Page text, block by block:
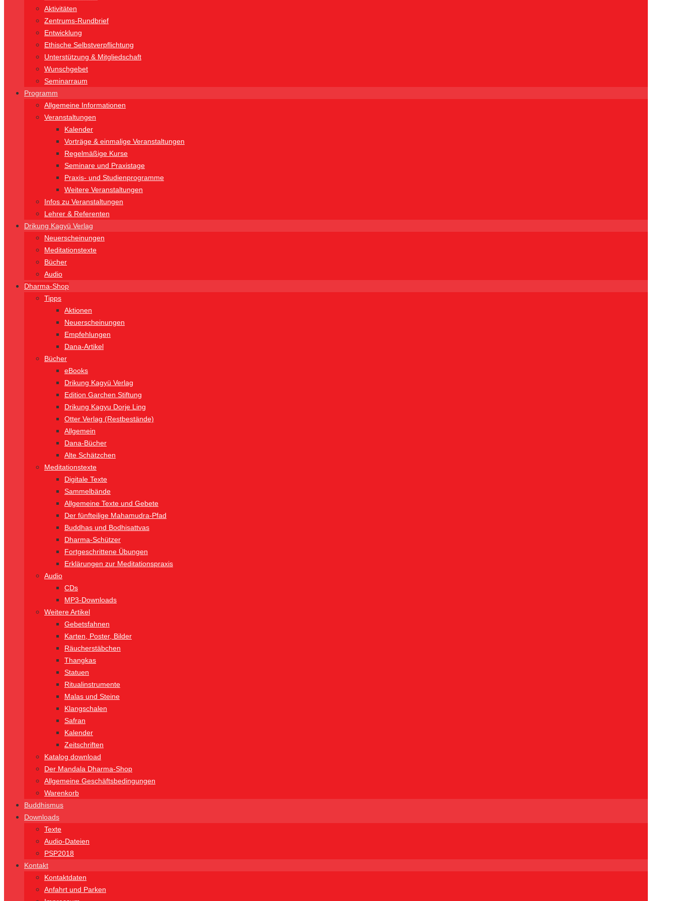
Aktivitäten
Zentrums-Rundbrief
Entwicklung
Ethische Selbstverpflichtung
Unterstützung & Mitgliedschaft
Wunschgebet
Seminarraum
Programm
Allgemeine Informationen
Veranstaltungen
Kalender
Vorträge & einmalige Veranstaltungen
Regelmäßige Kurse
Seminare und Praxistage
Praxis- und Studienprogramme
Weitere Veranstaltungen
Infos zu Veranstaltungen
Lehrer & Referenten
Drikung Kagyü Verlag
Neuerscheinungen
Meditationstexte
Bücher
Audio
Dharma-Shop
Tipps
Aktionen
Neuerscheinungen
Empfehlungen
Dana-Artikel
Bücher
eBooks
Drikung Kagyü Verlag
Edition Garchen Stiftung
Drikung Kagyu Dorje Ling
Otter Verlag (Restbestände)
Allgemein
Dana-Bücher
Alte Schätzchen
Meditationstexte
Digitale Texte
Sammelbände
Allgemeine Texte und Gebete
Der fünfteilige Mahamudra-Pfad
Buddhas und Bodhisattvas
Dharma-Schützer
Fortgeschrittene Übungen
Erklärungen zur Meditationspraxis
Audio
CDs
MP3-Downloads
Weitere Artikel
Gebetsfahnen
Karten, Poster, Bilder
Räucherstäbchen
Thangkas
Statuen
Ritualinstrumente
Malas und Steine
Klangschalen
Safran
Kalender
Zeitschriften
Katalog download
Der Mandala Dharma-Shop
Allgemeine Geschäftsbedingungen
Warenkorb
Buddhismus
Downloads
Texte
Audio-Dateien
PSP2018
Kontakt
Kontaktdaten
Anfahrt und Parken